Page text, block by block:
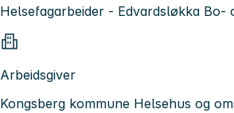
Helsefagarbeider - Edvardsløkka Bo-
Arbeidsgiver
Kongsberg kommune Helsehus og